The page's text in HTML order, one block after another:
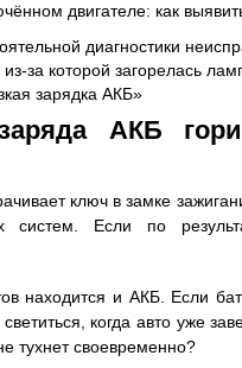
двигателе: как
диагностики
из-за которой загорелась
зарядка АКБ»
АКБ
ключ в замке
систем. Если по
находится и АКБ. Если
когда авто уже
тухнет своевременно?